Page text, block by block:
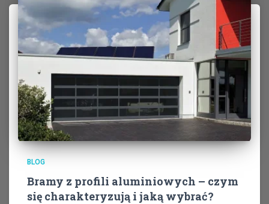
BLOG
Bramy z profili aluminiowych – czym
się charakteryzują i jaką wybrać?